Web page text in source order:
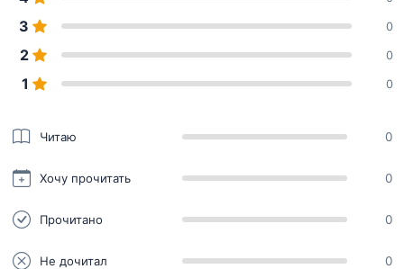
3 0
2 0
1 0
Читаю 0
Хочу прочитать 0
Прочитано 0
Не дочитал 0